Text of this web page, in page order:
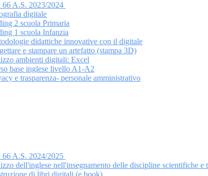
A.S. 2023/2024
digitale
2 scuola Primaria
1 scuola Infanzia
didattiche innovative con il digitale
e stampare un artefatto (stampa 3D)
ambienti digitali: Excel
base inglese livello A1-A2
e trasparenza- personale amministrativo
A.S. 2024/2025
dell'inglese nell'insegnamento delle discipline scientifiche e